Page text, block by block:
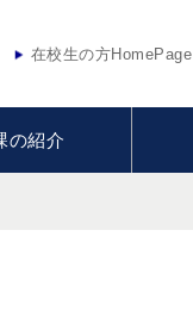
在校生の方HomePage
の紹介